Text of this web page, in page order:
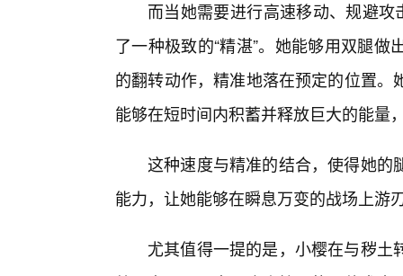
而当她需要进行高速移动、规避攻
了一种极致的“精湛”。她能够用双腿
的翻转动作，精准地落在预定的位置
能够在短时间内积蓄并释放巨大的能量
这种速度与精准的结合，使得她的
能力，让她能够在瞬息万变的战场上游
尤其值得一提的是，小樱在与秽